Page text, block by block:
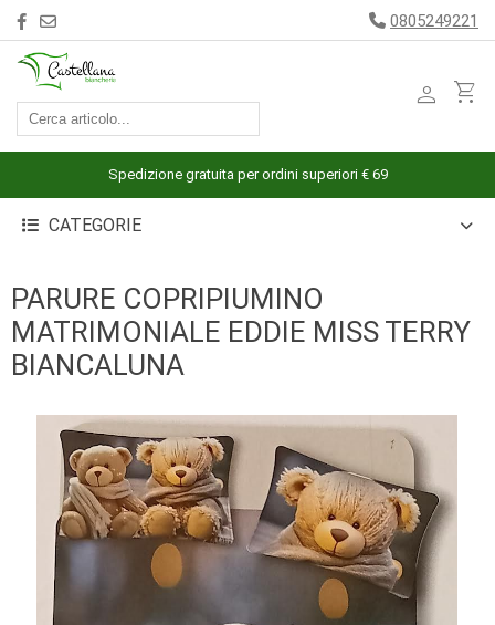
ACCESSORI
ARREDAMENTO
BIANCHERIA
CUCINA
INTIMO
PIGIAMERIA
OUTLET
BRAND
0805249221
person shopping_cart
Spedizione gratuita per ordini superiori € 69
CATEGORIE
PARURE COPRIPIUMINO
MATRIMONIALE EDDIE MISS TERRY
BIANCALUNA